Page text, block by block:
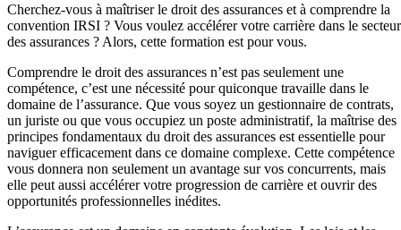
Cherchez-vous à maîtriser le droit des assurances et à comprendre la
convention IRSI ? Vous voulez accélérer votre carrière dans le secteur
des assurances ? Alors, cette formation est pour vous.
Comprendre le droit des assurances n’est pas seulement une
compétence, c’est une nécessité pour quiconque travaille dans le
domaine de l’assurance. Que vous soyez un gestionnaire de contrats,
un juriste ou que vous occupiez un poste administratif, la maîtrise des
principes fondamentaux du droit des assurances est essentielle pour
naviguer efficacement dans ce domaine complexe. Cette compétence
vous donnera non seulement un avantage sur vos concurrents, mais
elle peut aussi accélérer votre progression de carrière et ouvrir des
opportunités professionnelles inédites.